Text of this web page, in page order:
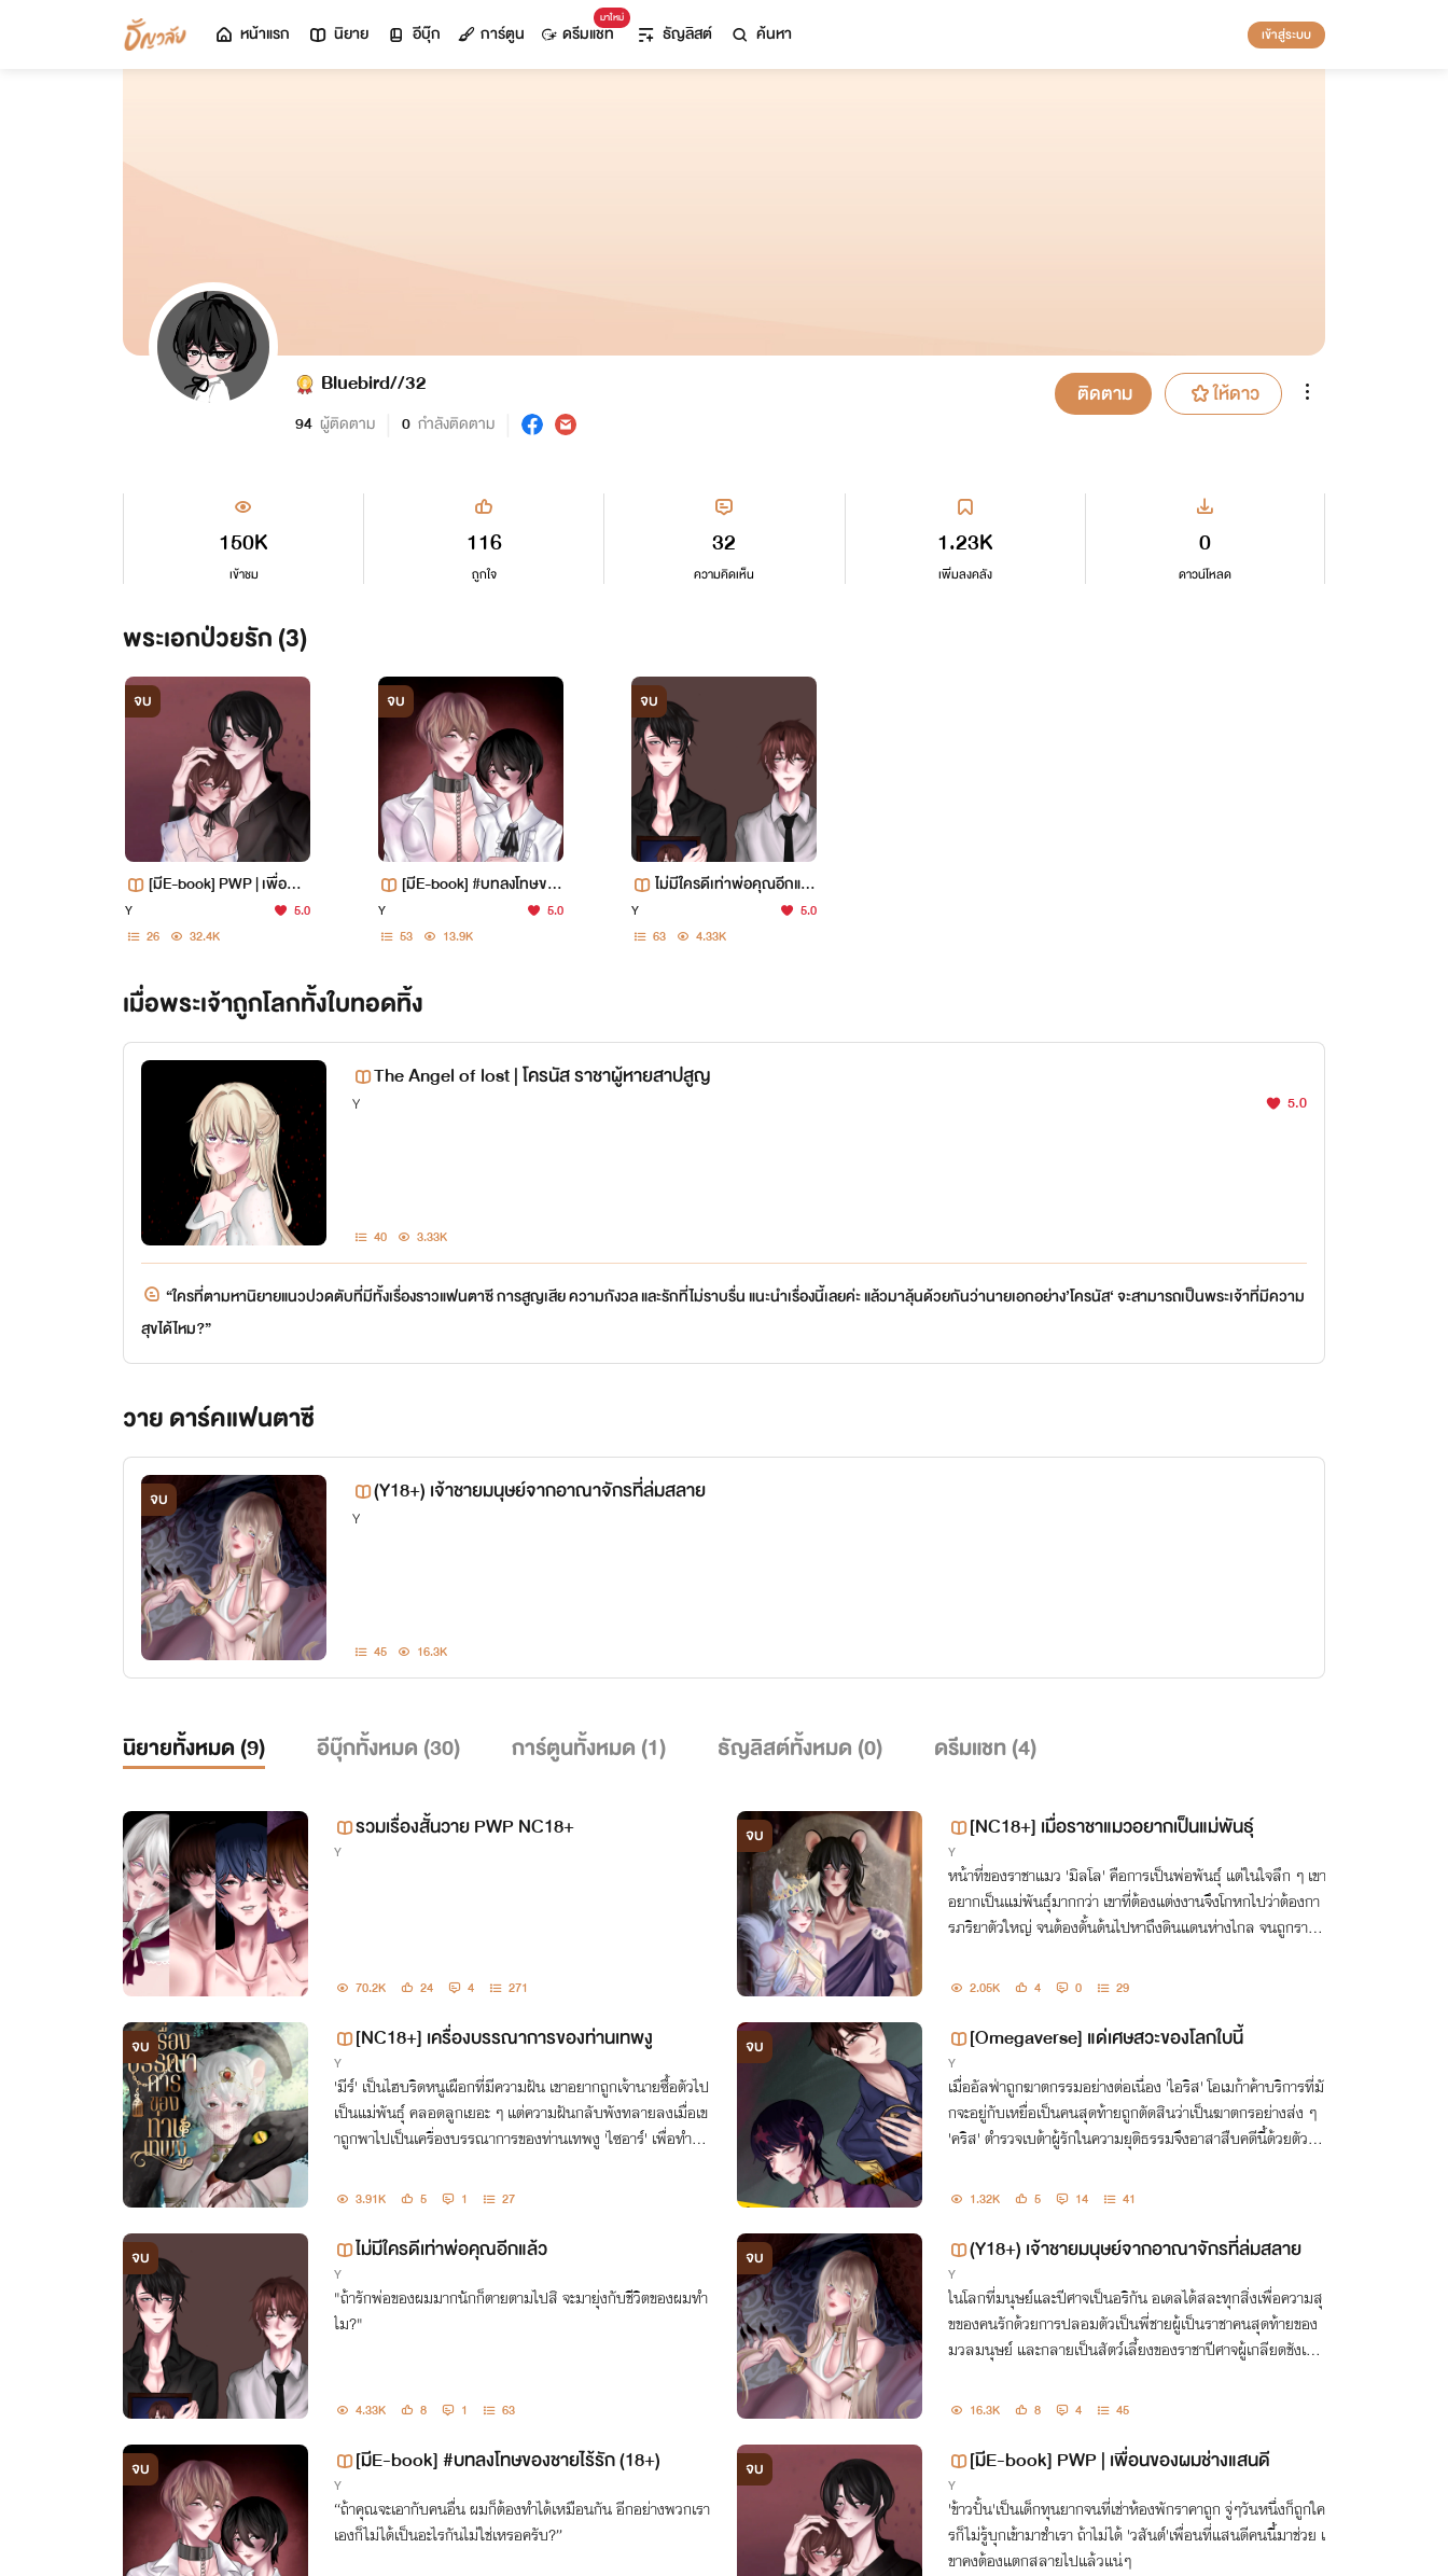
หน้าแรก นิยาย อีบุ๊ก การ์ตูน
มาใหม่
ดรีมแชท ธัญลิสต์ ค้นหา เข้าสู่ระบบ
Bluebird//32
94 ผู้ติดตาม 0 กำลังติดตาม
ติดตาม ให้ดาว
150K
เข้าชม
1.23K
เพิ่มลงคลัง
116
ถูกใจ
0
ดาวน์โหลด
32
ความคิดเห็น
พระเอกป่วยรัก (3)
จบ
[มีE-book] PWP | เพื่อนข
Y
5.0
26
32.4K
จบ
[มีE-book] #บทลงโทษของ
Y
5.0
53
13.9K
จบ
ไม่มีใครดีเท่าพ่อคุณอีกแล้
Y
5.0
63
4.33K
เมื่อพระเจ้าถูกโลกทั้งใบทอดทิ้ง
The Angel of lost | โครนัส ราชาผู้หายสาปสูญ
Y 5.0
40 3.33K
“ใครที่ตามหานิยายแนวปวดตับที่มีทั้งเรื่องราวแฟนตาซี การสูญเสีย ความกังวล และรักที่ไม่ราบรื่น แนะนำเรื่องนี้เลยค่ะ แล้วมาลุ้นด้วยกันว่านายเอกอย่าง’โครนัส‘ จะสามารถเป็นพระเจ้าที่มีความ
สุขได้ไหม?”
วาย ดาร์คแฟนตาซี
จบ (Y18+) เจ้าชายมนุษย์จากอาณาจักรที่ล่มสลาย
Y
45 16.3K
นิยายทั้งหมด (9) อีบุ๊กทั้งหมด (30) การ์ตูนทั้งหมด (1) ธัญลิสต์ทั้งหมด (0) ดรีมแชท (4)
รวมเรื่องสั้นวาย PWP NC18+
Y
70.2K 24 4 271
จบ [NC18+] เมื่อราชาแมวอยากเป็นแม่พันธุ์
Y
หน้าที่ของราชาแมว 'มิลโล' คือการเป็นพ่อพันธุ์ แต่ในใจลึก ๆ เขา
อยากเป็นแม่พันธุ์มากกว่า เขาที่ต้องแต่งงานจึงโกหกไปว่าต้องกา
รภริยาตัวใหญ่ จนต้องดั้นด้นไปหาถึงดินแดนห่างไกล จนถูกราชา
2.05K 4 0 29
จบ [NC18+] เครื่องบรรณาการของท่านเทพงู
Y
'มีร์' เป็นไฮบริดหนูเผือกที่มีความฝัน เขาอยากถูกเจ้านายซื้อตัวไป
เป็นแม่พันธุ์ คลอดลูกเยอะ ๆ แต่ความฝันกลับพังทลายลงเมื่อเข
าถูกพาไปเป็นเครื่องบรรณาการของท่านเทพงู 'ไซอาร์' เพื่อทำพิธี
3.91K 5 1 27
จบ [Omegaverse] แด่เศษสวะของโลกใบนี้
Y
เมื่ออัลฟ่าถูกฆาตกรรมอย่างต่อเนื่อง 'ไอริส' โอเมก้าค้าบริการที่มั
กจะอยู่กับเหยื่อเป็นคนสุดท้ายถูกตัดสินว่าเป็นฆาตกรอย่างส่ง ๆ
'คริส' ตำรวจเบต้าผู้รักในความยุติธรรมจึงอาสาสืบคดีนี้ด้วยตัวเอ
1.32K 5 14 41
จบ ไม่มีใครดีเท่าพ่อคุณอีกแล้ว
Y
"ถ้ารักพ่อของผมมากนักก็ตายตามไปสิ จะมายุ่งกับชีวิตของผมทำ
ไม?"
4.33K 8 1 63
จบ (Y18+) เจ้าชายมนุษย์จากอาณาจักรที่ล่มสลาย
Y
ในโลกที่มนุษย์และปีศาจเป็นอริกัน อเดลได้สละทุกสิ่งเพื่อความสุ
ขของคนรักด้วยการปลอมตัวเป็นพี่ชายผู้เป็นราชาคนสุดท้ายของ
มวลมนุษย์ และกลายเป็นสัตว์เลี้ยงของราชาปีศาจผู้เกลียดชังเผ่า
16.3K 8 4 45
จบ [มีE-book] #บทลงโทษของชายไร้รัก (18+)
Y
“ถ้าคุณจะเอากับคนอื่น ผมก็ต้องทำได้เหมือนกัน อีกอย่างพวกเรา
เองก็ไม่ได้เป็นอะไรกันไม่ใช่เหรอครับ?”
จบ [มีE-book] PWP | เพื่อนของผมช่างแสนดี
Y
'ข้าวปั้น'เป็นเด็กทุนยากจนที่เช่าห้องพักราคาถูก จู่ๆวันหนึ่งก็ถูกใค
รก็ไม่รู้บุกเข้ามาชำเรา ถ้าไม่ได้ 'วสันต์'เพื่อนที่แสนดีคนนี้มาช่วย เ
ขาคงต้องแตกสลายไปแล้วแน่ๆ